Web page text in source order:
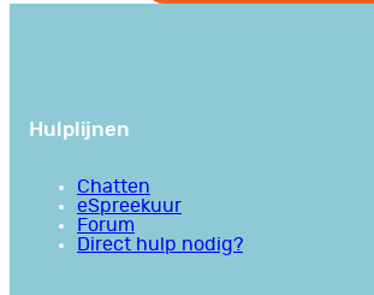
Hulplijnen
Chatten
eSpreekuur
Forum
Direct hulp nodig?